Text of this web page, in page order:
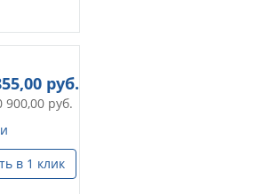
руб.
900,00руб.
в 1 клик